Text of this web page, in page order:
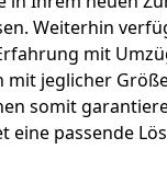
Weiterhin
mit
mit jeglicher
somit
eine passende